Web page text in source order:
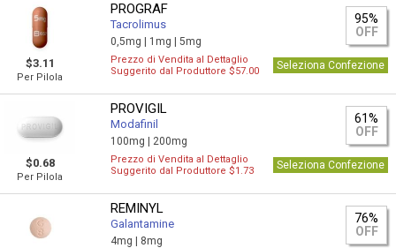
$3.11
Per Pilola
PROGRAF
Tacrolimus
0,5mg | 1mg |5mg
95%
OFF
Prezzo di Vendita al Dettaglio
Suggerito dal Produttore $57.00
Seleziona Confezione
$0.68
Per Pilola
PROVIGIL
Modafinil
100mg | 200mg
61%
OFF
Prezzo di Vendita al Dettaglio
Suggerito dal Produttore $1.73
Seleziona Confezione
REMINYL
Galantamine
4mg | 8mg
76%
OFF